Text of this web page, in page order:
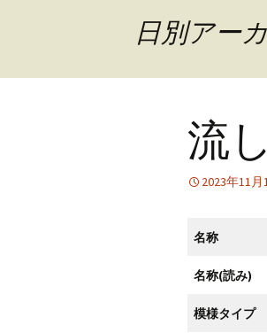
日別アー
流
2023年11月
名称
名称(読み)
模様タイプ